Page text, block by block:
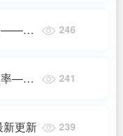
——
246
率——
241
更新 239